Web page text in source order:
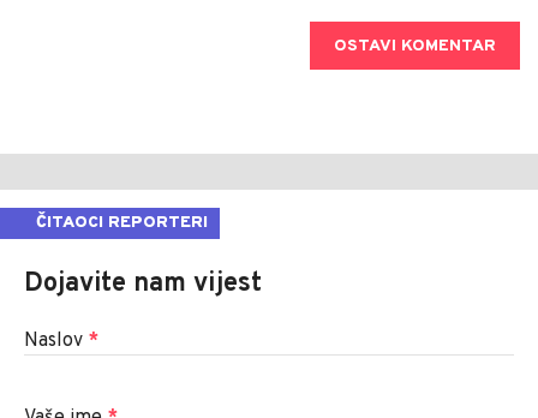
OSTAVI KOMENTAR
ČITAOCI REPORTERI
Dojavite nam vijest
Naslov *